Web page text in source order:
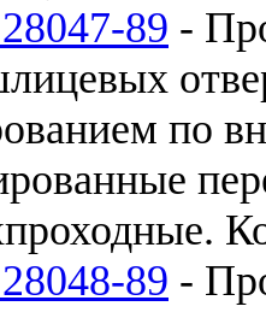
89 -
по
89 -